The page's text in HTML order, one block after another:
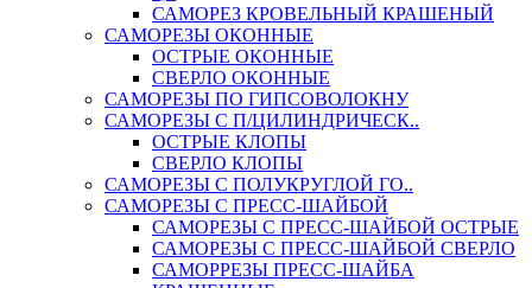
САМОРЕЗ КРОВЕЛЬНЫЙ КРАШЕНЫЙ
САМОРЕЗЫ ОКОННЫЕ
ОСТРЫЕ ОКОННЫЕ
СВЕРЛО ОКОННЫЕ
САМОРЕЗЫ ПО ГИПСОВОЛОКНУ
САМОРЕЗЫ С П/ЦИЛИНДРИЧЕСК..
ОСТРЫЕ КЛОПЫ
СВЕРЛО КЛОПЫ
САМОРЕЗЫ С ПОЛУКРУГЛОЙ ГО..
САМОРЕЗЫ С ПРЕСС-ШАЙБОЙ
САМОРЕЗЫ С ПРЕСС-ШАЙБОЙ ОСТРЫЕ
САМОРЕЗЫ С ПРЕСС-ШАЙБОЙ СВЕРЛО
САМОРРЕЗЫ ПРЕСС-ШАЙБА